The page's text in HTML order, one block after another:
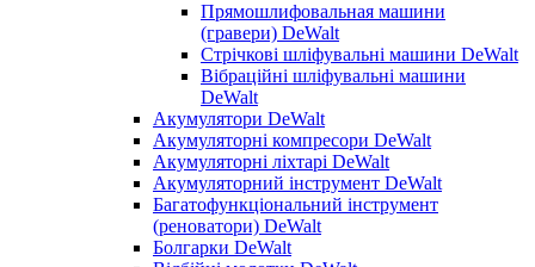
Прямошлифовальная машини
(гравери) DeWalt
Стрічкові шліфувальні машини DeWalt
Вібраційні шліфувальні машини
DeWalt
Акумулятори DeWalt
Акумуляторні компресори DeWalt
Акумуляторні ліхтарі DeWalt
Акумуляторний інструмент DeWalt
Багатофункціональний інструмент
(реноватори) DeWalt
Болгарки DeWalt